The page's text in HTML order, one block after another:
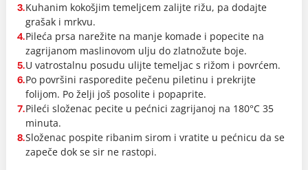
3.Kuhanim kokošjim temeljcem zalijte rižu, pa dodajte
grašak i mrkvu.
4.Pileća prsa narežite na manje komade i popecite na
zagrijanom maslinovom ulju do zlatnožute boje.
5.U vatrostalnu posudu ulijte temeljac s rižom i povrćem.
6.Po površini rasporedite pečenu piletinu i prekrijte
folijom. Po želji još posolite i popaprite.
7.Pileći složenac pecite u pećnici zagrijanoj na 180°C 35
minuta.
8.Složenac pospite ribanim sirom i vratite u pećnicu da se
zapeče dok se sir ne rastopi.